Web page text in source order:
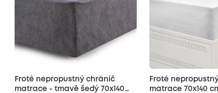
Froté nepropustný chránič
matrace - tmavě šedý 70x140
Froté
matrace 70x140